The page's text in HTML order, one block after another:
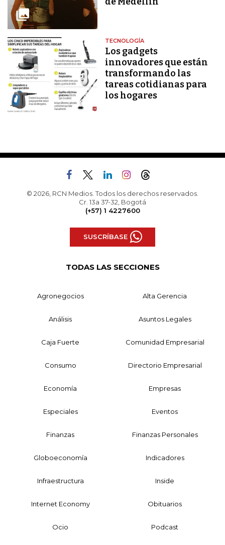
TECNOLOGÍA
Los gadgets
innovadores que están
transformando las
tareas cotidianas para
los hogares
© 2026, RCN Medios. Todos los derechos reservados.
Cr. 13a 37-32, Bogotá
(+57) 1 4227600
SUSCRÍBASE
TODAS LAS SECCIONES
Agronegocios Alta Gerencia
Análisis Asuntos Legales
Caja Fuerte Comunidad Empresarial
Consumo Directorio Empresarial
Economía Empresas
Especiales Eventos
Finanzas Finanzas Personales
Globoeconomía Indicadores
Infraestructura Inside
Internet Economy Obituarios
Ocio Podcast